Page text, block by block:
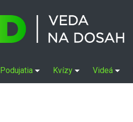
Podujatia Kvízy Videá